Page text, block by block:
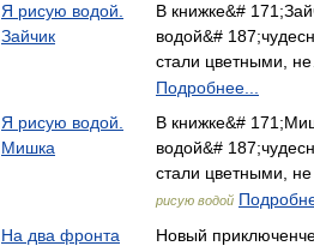
Я рисую водой.
Зайчик
В книжке&#
водой&#
стали цветными,
Подробнее...
Я рисую водой.
Мишка
В книжке&#
водой&#
стали цветными,
рисую водой
На два фронта
Новый